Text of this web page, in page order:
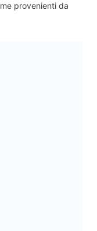
provenienti da